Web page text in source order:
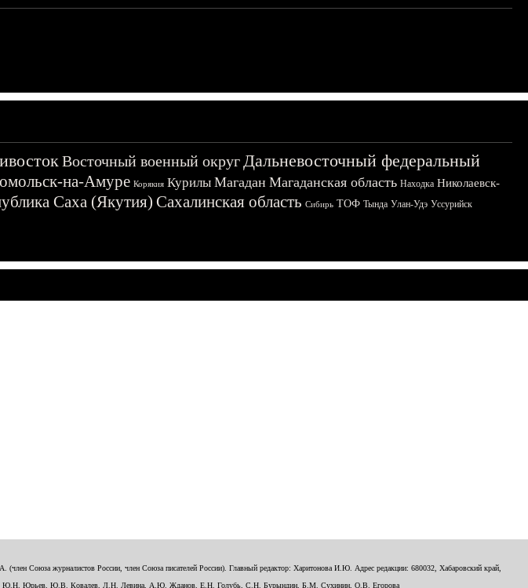
Восточный военный округДальневосточный федеральный
на-Амуре Корякия Курилы Магадан Магаданская область Находка Николаевск-
Саха (Якутия) Сахалинская область Сибирь ТОФ Тында Улан-Удэ Уссурийск
Союза журналистов России, член Союза писателей России). Главный редактор: Харитонова И.Ю. Адрес редакции: 680032, Хабаровский край,
Ю.Н. Юрьев, Ю.В. Ковалев, Л.Н. Левина, А.Ю. Жданов, Е.Н. Голубь, С.Н. Бурындин, Б.М. Сухинин, О.В. Егорова